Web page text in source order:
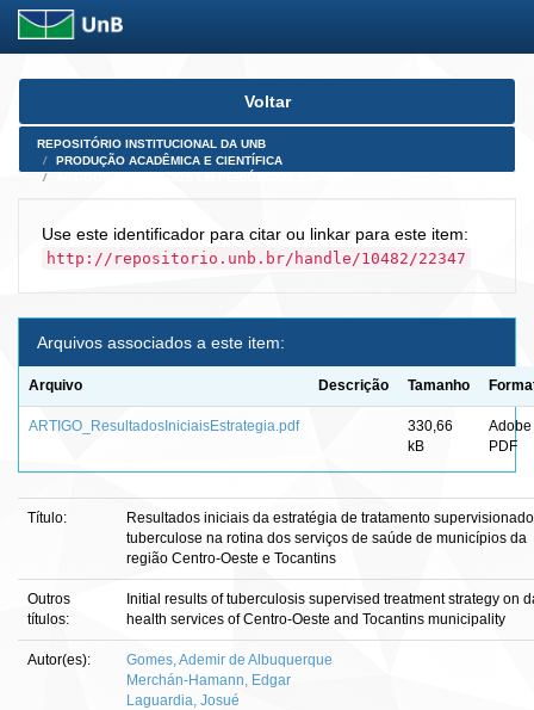
Skip
Voltar
REPOSITÓRIO INSTITUCIONAL DA UNB
PRODUÇÃO ACADÊMICA E CIENTÍFICA
Use este identificador para citar ou linkar para este item:
http://repositorio.unb.br/handle/10482/22347
Arquivos associados a este item:
Arquivo Descrição Tamanho
ARTIGO_ResultadosIniciaisEstrategia.pdf
330,66
kB
Adobe
PDF
Título:
Resultados iniciais da estratégia de tratamento
tuberculose na rotina dos serviços de saúde de municípios da
região Centro-Oeste e Tocantins
Outros
títulos:
Initial results of tuberculosis supervised treatment strategy on
health services of Centro-Oeste and Tocantins municipality
Autor(es):
Gomes, Ademir de Albuquerque
Merchán-Hamann, Edgar
Laguardia, Josué